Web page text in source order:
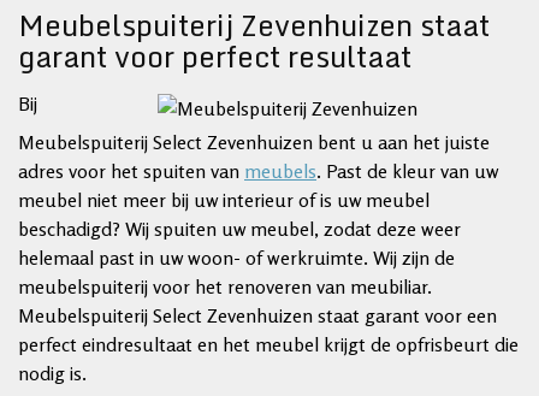
Meubelspuiterij Zevenhuizen staat
garant voor perfect resultaat
Bij
Meubelspuiterij Select Zevenhuizen bent u aan het juiste
adres voor het spuiten van meubels. Past de kleur van uw
meubel niet meer bij uw interieur of is uw meubel
beschadigd? Wij spuiten uw meubel, zodat deze weer
helemaal past in uw woon- of werkruimte. Wij zijn de
meubelspuiterij voor het renoveren van meubiliar.
Meubelspuiterij Select Zevenhuizen staat garant voor een
perfect eindresultaat en het meubel krijgt de opfrisbeurt die
nodig is.